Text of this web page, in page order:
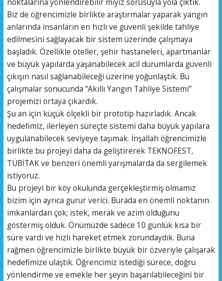
Biz de öğrencimizle birlikte araştırmalar yaparak yangın
anlarında insanların en hızlı ve güvenli şekilde tahliye
edilmesini sağlayacak bir sistem üzerinde çalışmaya
başladık. Özellikle oteller, şehir hastaneleri, apartmanlar
ve büyük yapılarda yaşanabilecek acil durumlarda güvenli
çıkışın nasıl sağlanabileceği üzerine yoğunlaştık. Bu
çalışmalar sonucunda “Akıllı Yangın Tahliye Sistemi”
projemizi ortaya çıkardık.
Şu an için küçük ölçekli bir prototip hazırladık. Ancak
hedefimiz, ilerleyen süreçte sistemi daha büyük yapılara
uygulanabilecek seviyeye taşımak. İnşallah öğrencimizle
birlikte bu projeyi daha da geliştirerek TEKNOFEST,
TÜBİTAK ve benzeri önemli yarışmalarda da sergilemek
istiyoruz.
Bu projeyi bir köy okulunda gerçekleştirmiş olmamız
bizim için ayrıca gurur verici. Burada en önemli noktanın
imkanlardan çok; istek, merak ve azim olduğunu
göstermiş olduk. Önümüzde sadece 10 günlük kısa bir
süre vardı ve hızlı hareket etmek zorundaydık. Buna
rağmen öğrencimizle birlikte büyük bir özveriyle çalışarak
hedefimize ulaştık. Öğrencimiz istediği sürece, doğru
yönlendirme ve emekle her şeyin başarılabileceğini bir